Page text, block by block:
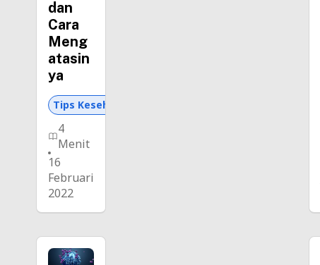
dan
Cara
Meng
atasin
ya
Tips Kesehatan dan Asuransi
4
Menit
16
Februari
2022